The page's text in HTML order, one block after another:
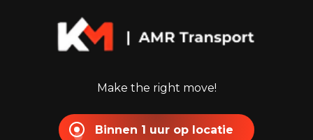
Make the right move!
Binnen 1 uur op locatie